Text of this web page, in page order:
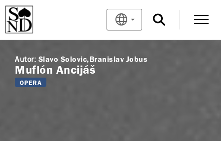
Autor: Slavo Solovic Branislav Jobus
Muflón Ancijáš
OPERA